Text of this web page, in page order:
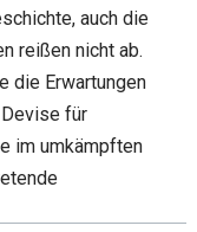
auch die
reißen nicht ab.
die Erwartungen
für
im umkämpften